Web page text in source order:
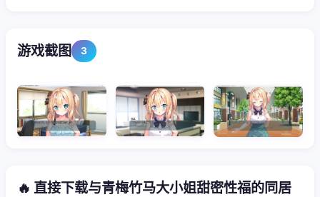
游戏截图 3
🔥 直接下载与青梅竹马大小姐甜密性福的同居